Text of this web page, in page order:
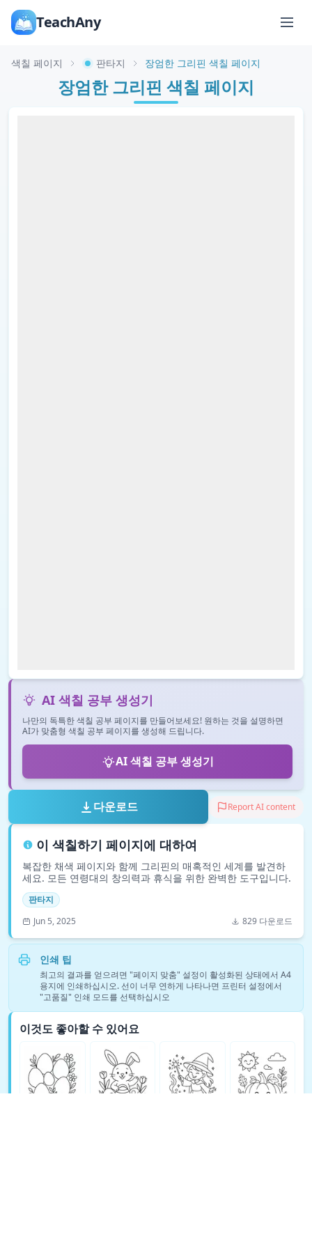
TeachAny
색칠 페이지 판타지 장엄한 그리핀 색칠 페이지
장엄한 그리핀 색칠 페이지
AI 색칠 공부 생성기
나만의 독특한 색칠 공부 페이지를 만들어보세요! 원하는 것을 설명하면
AI가 맞춤형 색칠 공부 페이지를 생성해 드립니다.
AI 색칠 공부 생성기
다운로드 Report AI content
이 색칠하기 페이지에 대하여
복잡한 채색 페이지와 함께 그리핀의 매혹적인 세계를 발견하
세요. 모든 연령대의 창의력과 휴식을 위한 완벽한 도구입니다.
판타지
Jun 5, 2025
829 다운로드
인쇄 팁
최고의 결과를 얻으려면 "페이지 맞춤" 설정이 활성화된 상태에서 A4
용지에 인쇄하십시오. 선이 너무 연하게 나타나면 프린터 설정에서
"고품질" 인쇄 모드를 선택하십시오
이것도 좋아할 수 있어요